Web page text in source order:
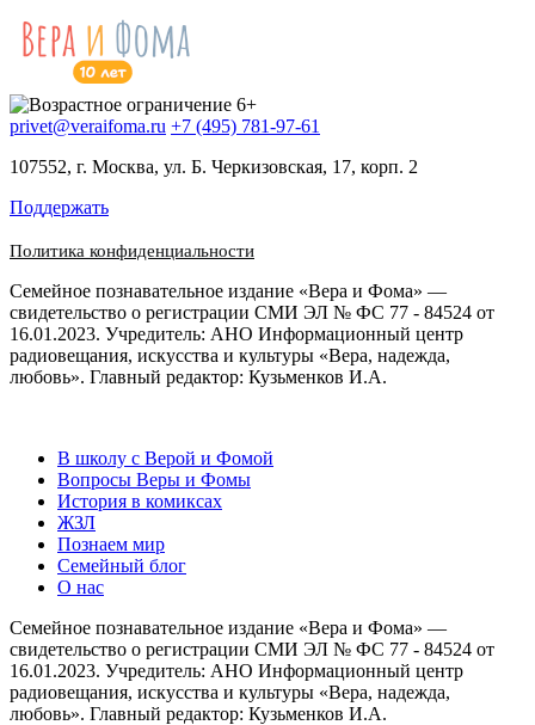
privet@veraifoma.ru +7 (495) 781-97-61
107552, г. Москва, ул. Б. Черкизовская, 17, корп. 2
Поддержать
Политика конфиденциальности
Семейное познавательное издание «Вера и Фома» —
свидетельство о регистрации СМИ ЭЛ № ФС 77 - 84524 от
16.01.2023. Учредитель: АНО Информационный центр
радиовещания, искусства и культуры «Вера, надежда,
любовь». Главный редактор: Кузьменков И.А.
В школу с Верой и Фомой
Вопросы Веры и Фомы
История в комиксах
ЖЗЛ
Познаем мир
Семейный блог
О нас
Семейное познавательное издание «Вера и Фома» —
свидетельство о регистрации СМИ ЭЛ № ФС 77 - 84524 от
16.01.2023. Учредитель: АНО Информационный центр
радиовещания, искусства и культуры «Вера, надежда,
любовь». Главный редактор: Кузьменков И.А.